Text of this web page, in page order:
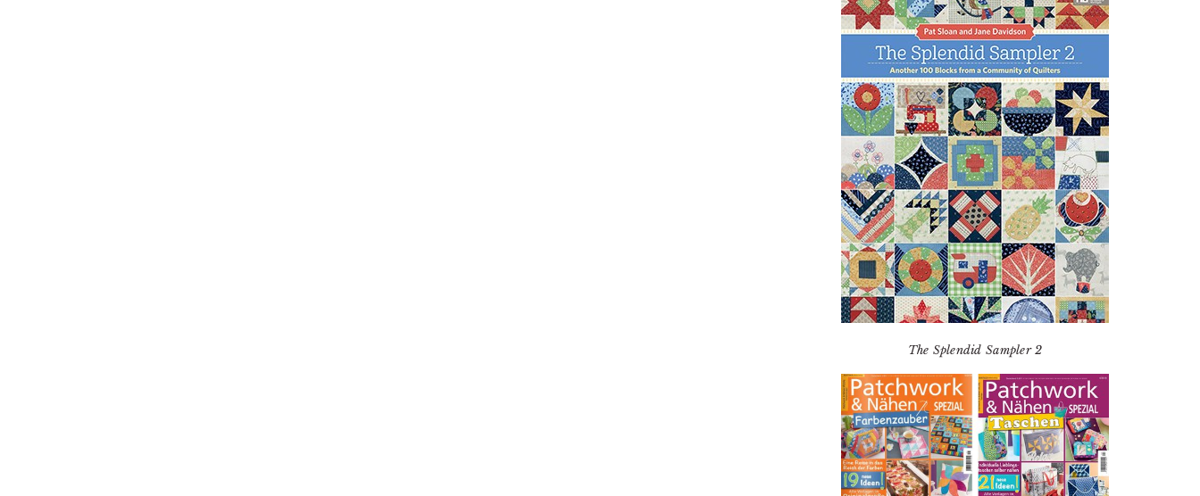
The Splendid Sampler 2